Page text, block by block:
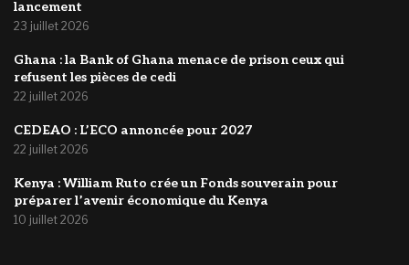
lancement
23 juillet 2026
‎Ghana : la Bank of Ghana menace de prison ceux qui
refusent les pièces de cedi
22 juillet 2026
‎CEDEAO : L’ECO annoncée pour 2027
22 juillet 2026
Kenya : William Ruto crée un Fonds souverain pour
préparer l’avenir économique du Kenya
10 juillet 2026